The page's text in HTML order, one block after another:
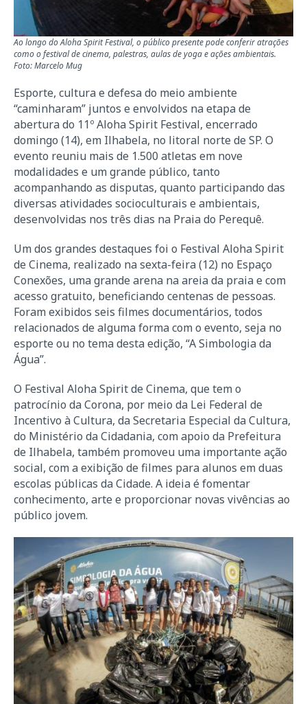
Ao longo do Aloha Spirit Festival, o público presente pode conferir atrações
como o festival de cinema, palestras, aulas de yoga e ações ambientais.
Foto: Marcelo Mug
Esporte, cultura e defesa do meio ambiente
“caminharam” juntos e envolvidos na etapa de
abertura do 11º Aloha Spirit Festival, encerrado
domingo (14), em Ilhabela, no litoral norte de SP. O
evento reuniu mais de 1.500 atletas em nove
modalidades e um grande público, tanto
acompanhando as disputas, quanto participando das
diversas atividades socioculturais e ambientais,
desenvolvidas nos três dias na Praia do Perequê.
Um dos grandes destaques foi o Festival Aloha Spirit
de Cinema, realizado na sexta-feira (12) no Espaço
Conexões, uma grande arena na areia da praia e com
acesso gratuito, beneficiando centenas de pessoas.
Foram exibidos seis filmes documentários, todos
relacionados de alguma forma com o evento, seja no
esporte ou no tema desta edição, “A Simbologia da
Água”.
O Festival Aloha Spirit de Cinema, que tem o
patrocínio da Corona, por meio da Lei Federal de
Incentivo à Cultura, da Secretaria Especial da Cultura,
do Ministério da Cidadania, com apoio da Prefeitura
de Ilhabela, também promoveu uma importante ação
social, com a exibição de filmes para alunos em duas
escolas públicas da Cidade. A ideia é fomentar
conhecimento, arte e proporcionar novas vivências ao
público jovem.